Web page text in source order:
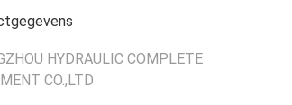
HYDRAULIC COMPLETE
CO.,LTD